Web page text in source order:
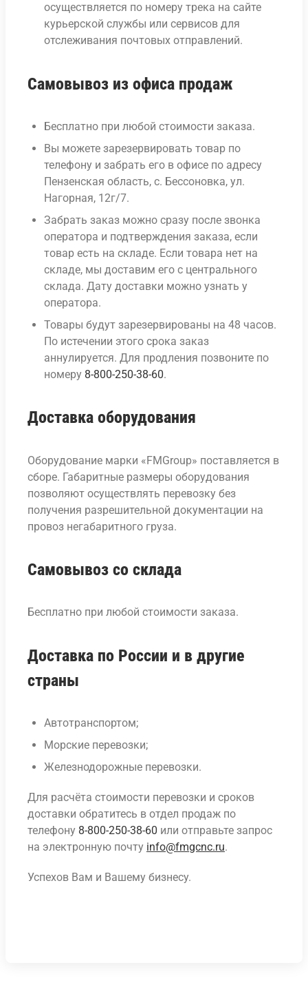
осуществляется по номеру трека на сайте
курьерской службы или сервисов для
отслеживания почтовых отправлений.
Самовывоз из офиса продаж
Бесплатно при любой стоимости заказа.
Вы можете зарезервировать товар по
телефону и забрать его в офисе по адресу
Пензенская область, с. Бессоновка, ул.
Нагорная, 12г/7.
Забрать заказ можно сразу после звонка
оператора и подтверждения заказа, если
товар есть на складе. Если товара нет на
складе, мы доставим его с центрального
склада. Дату доставки можно узнать у
оператора.
Товары будут зарезервированы на 48 часов.
По истечении этого срока заказ
аннулируется. Для продления позвоните по
номеру 8-800-250-38-60.
Доставка оборудования
Оборудование марки «FMGroup» поставляется в
сборе. Габаритные размеры оборудования
позволяют осуществлять перевозку без
получения разрешительной документации на
провоз негабаритного груза.
Самовывоз со склада
Бесплатно при любой стоимости заказа.
Доставка по России и в другие
страны
Автотранспортом;
Морские перевозки;
Железнодорожные перевозки.
Для расчёта стоимости перевозки и сроков
доставки обратитесь в отдел продаж по
телефону 8-800-250-38-60 или отправьте запрос
на электронную почту info@fmgcnc.ru.
Успехов Вам и Вашему бизнесу.